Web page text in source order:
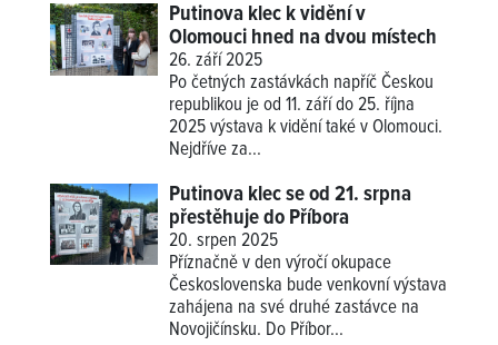
Putinova klec k vidění v
Olomouci hned na dvou místech
26. září 2025
Po četných zastávkách napříč Českou
republikou je od 11. září do 25. října
2025 výstava k vidění také v Olomouci.
Nejdříve za...
Putinova klec se od 21. srpna
přestěhuje do Příbora
20. srpen 2025
Příznačně v den výročí okupace
Československa bude venkovní výstava
zahájena na své druhé zastávce na
Novojičínsku. Do Příbor...